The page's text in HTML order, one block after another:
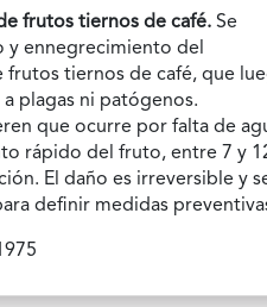
frutos tiernos de café.Se
y ennegrecimiento del
frutos tiernos de café, que
plagas ni patógenos.
que ocurre por falta de
rápido del fruto, entre 7 y
El daño es irreversible y
definir medidas